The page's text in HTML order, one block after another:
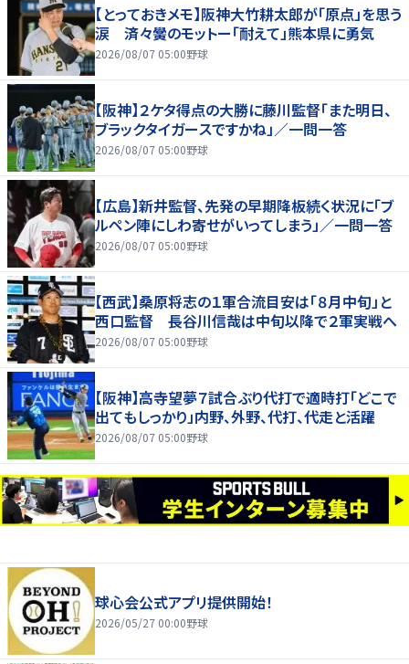
【とっておきメモ】阪神大竹耕太郎が「原点」を思う
涙 済々黌のモットー「耐えて」熊本県に勇気
2026/08/07 05:00野球
【阪神】２ケタ得点の大勝に藤川監督「また明日、
ブラックタイガースですかね」／一問一答
2026/08/07 05:00野球
【広島】新井監督、先発の早期降板続く状況に「ブ
ルペン陣にしわ寄せがいってしまう」／一問一答
2026/08/07 05:00野球
【西武】桑原将志の１軍合流目安は「８月中旬」と
西口監督 長谷川信哉は中旬以降で２軍実戦へ
2026/08/07 05:00野球
【阪神】高寺望夢７試合ぶり代打で適時打「どこで
出てもしっかり」内野、外野、代打、代走と活躍
2026/08/07 05:00野球
球心会公式アプリ提供開始！
2026/05/27 00:00野球